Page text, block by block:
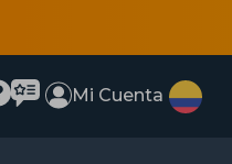
Mi Cuenta